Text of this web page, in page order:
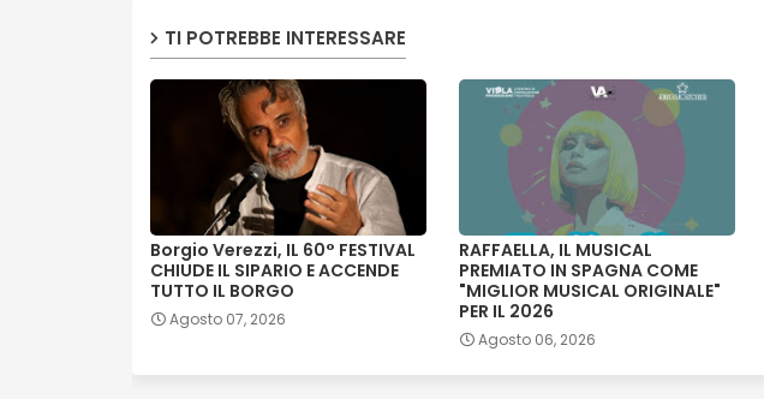
TI POTREBBE INTERESSARE
Borgio Verezzi, IL 60° FESTIVAL
CHIUDE IL SIPARIO E ACCENDE
TUTTO IL BORGO
Agosto 07, 2026
RAFFAELLA, IL MUSICAL
PREMIATO IN SPAGNA COME
"MIGLIOR MUSICAL ORIGINALE"
PER IL 2026
Agosto 06, 2026